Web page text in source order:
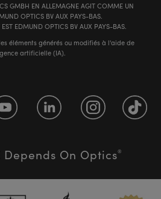
GMBH EN ALLEMAGNE AGIT COMME UN
OPTICS BV AUX PAYS-BAS.
EDMUND OPTICS BV AUX PAYS-BAS.
éléments générés ou modifiés à l'aide de
artificielle (IA).
Depends On Optics®